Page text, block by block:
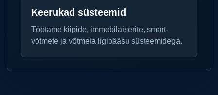
Keerukad süsteemid
Töötame kiipide, immobilaiserite, smart-
võtmete ja võtmeta ligipääsu süsteemidega.